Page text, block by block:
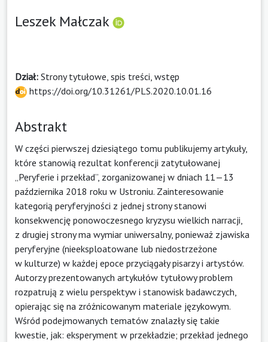
Leszek Małczak
Dział: Strony tytułowe, spis treści, wstęp
https://doi.org/10.31261/PLS.2020.10.01.16
Abstrakt
W części pierwszej dziesiątego tomu publikujemy artykuły,
które stanowią rezultat konferencji zatytułowanej
„Peryferie i przekład”, zorganizowanej w dniach 11—13
października 2018 roku w Ustroniu. Zainteresowanie
kategorią peryferyjności z jednej strony stanowi
konsekwencję ponowoczesnego kryzysu wielkich narracji,
z drugiej strony ma wymiar uniwersalny, ponieważ zjawiska
peryferyjne (nieeksploatowane lub niedostrzeżone
w kulturze) w każdej epoce przyciągały pisarzy i artystów.
Autorzy prezentowanych artykułów tytułowy problem
rozpatrują z wielu perspektyw i stanowisk badawczych,
opierając się na zróżnicowanym materiale językowym.
Wśród podejmowanych tematów znalazły się takie
kwestie, jak: eksperyment w przekładzie; przekład jednego